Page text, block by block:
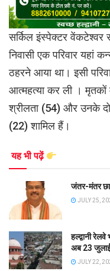
सर्किल इंस्पेक्टर वेंकटेश्वर
निवासी एक परिवार यहां
ठहरने आया था। इसी
आत्महत्या कर ली । मृतकों
श्रीलता (54) और उनके
(22) शामिल हैं।
यह भी पढ़ें
जंतर-मंतर
JULY 25,
हल्द्वानी
अब 23 जुलाई
JULY 22,